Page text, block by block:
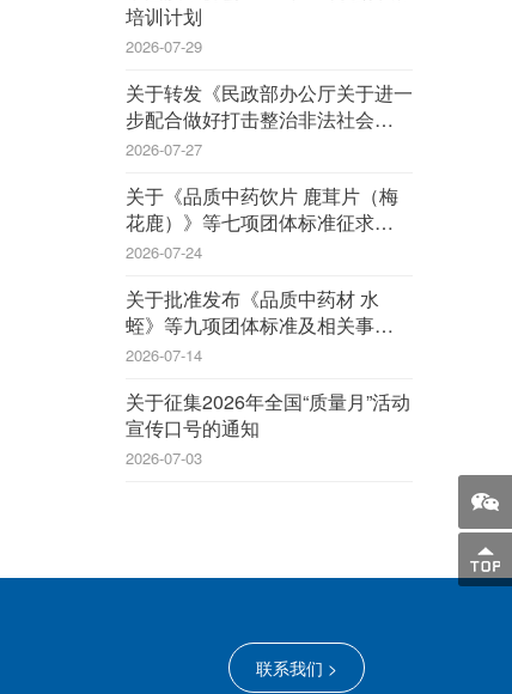
培训计划
2026-07-29
关于转发《民政部办公厅关于进一
步配合做好打击整治非法社会组织
工作的通知》的通知
2026-07-27
关于《品质中药饮片 鹿茸片（梅
花鹿）》等七项团体标准征求意见
的函
2026-07-24
关于批准发布《品质中药材 水
蛭》等九项团体标准及相关事宜的
公告
2026-07-14
关于征集2026年全国“质量月”活动
宣传口号的通知
2026-07-03
联系我们 >